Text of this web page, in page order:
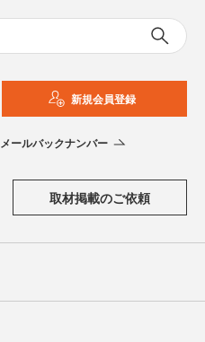
新規会員登録
メールバックナンバー
取材掲載のご依頼